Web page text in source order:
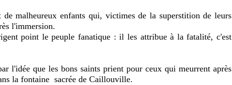
de malheureux enfants qui, victimes de la superstition de leurs
l'immersion.
point le peuple fanatique : il les attribue à la fatalité, c'est
l'idée que les bons saints prient pour ceux qui meurrent après
la fontaine sacrée de Caillouville.